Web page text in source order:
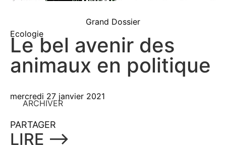
Grand Dossier
Ecologie
Le bel avenir des
animaux en politique
mercredi 27 janvier 2021
ARCHIVER
PARTAGER
LIRE ⟶